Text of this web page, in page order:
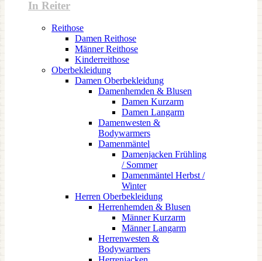
In Reiter
Reithose
Damen Reithose
Männer Reithose
Kinderreithose
Oberbekleidung
Damen Oberbekleidung
Damenhemden & Blusen
Damen Kurzarm
Damen Langarm
Damenwesten &
Bodywarmers
Damenmäntel
Damenjacken Frühling
/ Sommer
Damenmäntel Herbst /
Winter
Herren Oberbekleidung
Herrenhemden & Blusen
Männer Kurzarm
Männer Langarm
Herrenwesten &
Bodywarmers